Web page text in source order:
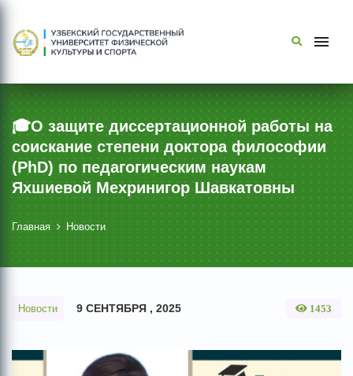
🎓О защите диссертационной работы на
соискание степени доктора философии
(PhD) по педагогическим наукам
Яхшиевой Мехринигор Шавкатовны
Главная Новости
Новости 9 СЕНТЯБРЯ , 2025 1453